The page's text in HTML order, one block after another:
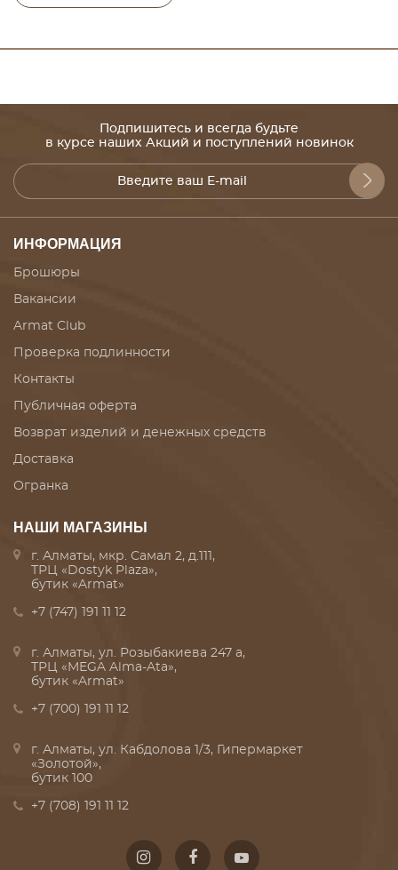
Подпишитесь и всегда будьте
в курсе наших Акций и поступлений новинок
ИНФОРМАЦИЯ
Брошюры
Вакансии
Armat Club
Проверка подлинности
Контакты
Публичная оферта
Возврат изделий и денежных средств
Доставка
Огранка
НАШИ МАГАЗИНЫ
г. Алматы, мкр. Самал 2, д.111,
ТРЦ «Dostyk Plaza»,
бутик «Armat»
+7 (747) 191 11 12
г. Алматы, ул. Розыбакиева 247 а,
ТРЦ «MEGA Alma-Ata»,
бутик «Armat»
+7 (700) 191 11 12
г. Алматы, ул. Кабдолова 1/3, Гипермаркет
«Золотой»,
бутик 100
+7 (708) 191 11 12